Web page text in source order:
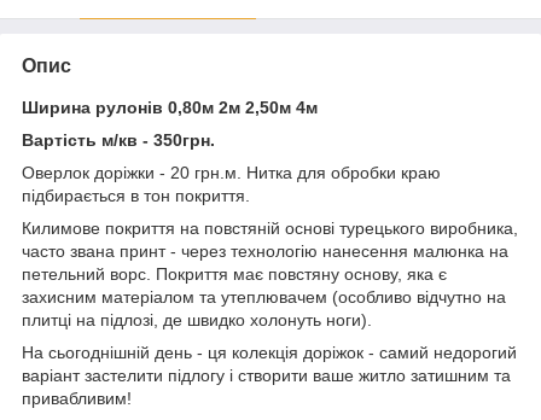
Опис
Ширина рулонів 0,80м 2м 2,50м 4м
Вартість м/кв - 350грн.
Оверлок доріжки - 20 грн.м. Нитка для обробки краю
підбирається в тон покриття.
Килимове покриття на повстяній основі турецького виробника,
часто звана принт - через технологію нанесення малюнка на
петельний ворс. Покриття має повстяну основу, яка є
захисним матеріалом та утеплювачем (особливо відчутно на
плитці на підлозі, де швидко холонуть ноги).
На сьогоднішній день - ця колекція доріжок - самий недорогий
варіант застелити підлогу і створити ваше житло затишним та
привабливим!